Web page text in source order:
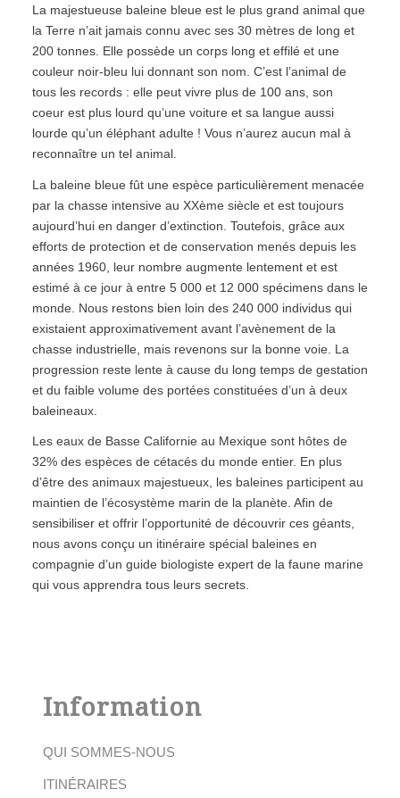
La majestueuse baleine bleue est le plus grand animal que
la Terre n’ait jamais connu avec ses 30 mètres de long et
200 tonnes. Elle possède un corps long et effilé et une
couleur noir-bleu lui donnant son nom. C’est l’animal de
tous les records : elle peut vivre plus de 100 ans, son
coeur est plus lourd qu’une voiture et sa langue aussi
lourde qu’un éléphant adulte ! Vous n’aurez aucun mal à
reconnaître un tel animal.
La baleine bleue fût une espèce particulièrement menacée
par la chasse intensive au XXème siècle et est toujours
aujourd’hui en danger d’extinction. Toutefois, grâce aux
efforts de protection et de conservation menés depuis les
années 1960, leur nombre augmente lentement et est
estimé à ce jour à entre 5 000 et 12 000 spécimens dans le
monde. Nous restons bien loin des 240 000 individus qui
existaient approximativement avant l’avènement de la
chasse industrielle, mais revenons sur la bonne voie. La
progression reste lente à cause du long temps de gestation
et du faible volume des portées constituées d’un à deux
baleineaux.
Les eaux de Basse Californie au Mexique sont hôtes de
32% des espèces de cétacés du monde entier. En plus
d’être des animaux majestueux, les baleines participent au
maintien de l’écosystème marin de la planète. Afin de
sensibiliser et offrir l’opportunité de découvrir ces géants,
nous avons conçu un itinéraire spécial baleinesen
compagnie d’un guide biologiste expert de la faune marine
qui vous apprendra tous leurs secrets.
Information
QUI SOMMES-NOUS
ITINÉRAIRES